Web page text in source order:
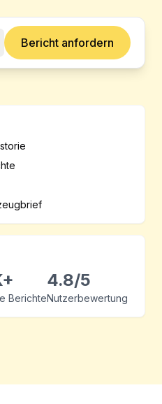
Bericht anfordern
Berichte
4.8/5
Nutzerbewertung